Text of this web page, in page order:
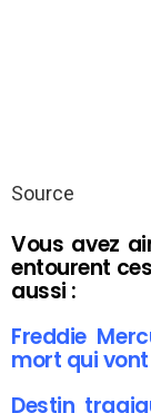
Source
Vous avez
entourent
aussi :
Freddie
mort qui
Destin